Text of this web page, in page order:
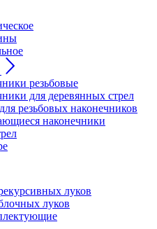
резьбовые
для деревянных стрел
резьбовых наконечников
наконечники
луков
луков